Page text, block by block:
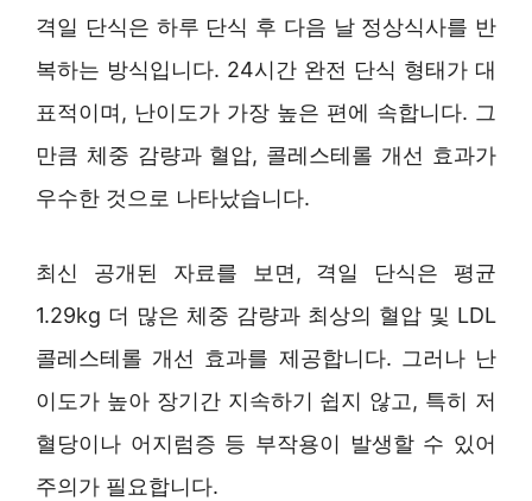
격일 단식은 하루 단식 후 다음 날 정상식사를 반
복하는 방식입니다. 24시간 완전 단식 형태가 대
표적이며, 난이도가 가장 높은 편에 속합니다. 그
만큼 체중 감량과 혈압, 콜레스테롤 개선 효과가
우수한 것으로 나타났습니다.
최신 공개된 자료를 보면, 격일 단식은 평균
1.29kg 더 많은 체중 감량과 최상의 혈압 및 LDL
콜레스테롤 개선 효과를 제공합니다. 그러나 난
이도가 높아 장기간 지속하기 쉽지 않고, 특히 저
혈당이나 어지럼증 등 부작용이 발생할 수 있어
주의가 필요합니다.